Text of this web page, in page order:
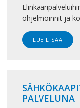
ohjelmoinnit ja
LUE LISÄÄ
PALVELUNA